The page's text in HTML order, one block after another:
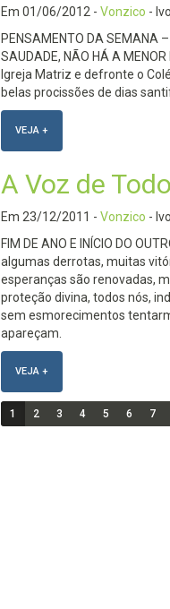
Em 01/06/2012- Vonzico -
PENSAMENTO DA SEMANA
SAUDADE, NÃO HÁ A
Igreja Matriz e defronte o
belas procissões de dias
VEJA +
A Voz de
Em 23/12/2011 - Vonzico -
FIM DE ANO E INÍCIO DO
algumas derrotas, muitas
esperanças são renovadas,
proteção divina, todos nós,
sem esmorecimentos
apareçam.
VEJA +
1 2 3 4 5 6 7